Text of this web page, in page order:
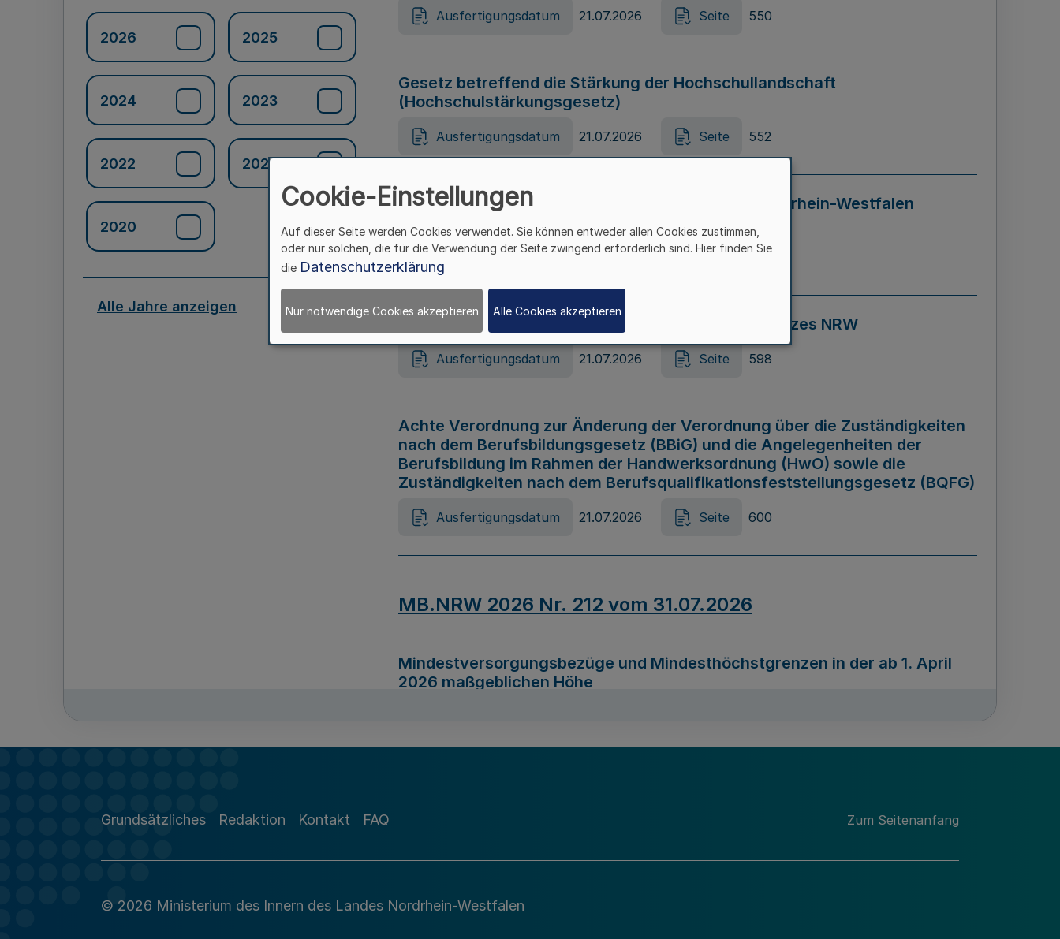
2026 2025
2024 2023
2022 2021
2020
Alle Jahre anzeigen
Ausfertigungsdatum 21.07.2026 Seite 550
Gesetz betreffend die Stärkung der Hochschullandschaft
(Hochschulstärkungsgesetz)
Ausfertigungsdatum 21.07.2026 Seite 552
Gesetz zur Vermeidung von Diskriminierung in Nordrhein-Westfalen
(Landesantidiskriminierungsgesetz – LADG NRW)
Ausfertigungsdatum 21.07.2026 Seite 595
Gesetz zur Änderung des Online-Casinospiel Gesetzes NRW
Ausfertigungsdatum 21.07.2026 Seite 598
Achte Verordnung zur Änderung der Verordnung über die Zuständigkeiten
nach dem Berufsbildungsgesetz (BBiG) und die Angelegenheiten der
Berufsbildung im Rahmen der Handwerksordnung (HwO) sowie die
Zuständigkeiten nach dem Berufsqualifikationsfeststellungsgesetz (BQFG)
Ausfertigungsdatum 21.07.2026 Seite 600
MB.NRW 2026 Nr. 212 vom 31.07.2026
Mindestversorgungsbezüge und Mindesthöchstgrenzen in der ab 1. April
2026 maßgeblichen Höhe
Richtlinie zur Durchführung des Förderprogramms „Mittelstand Innovativ &
Grundsätzliches Redaktion Kontakt FAQ Zum Seitenanfang
© 2026 Ministerium des Innern des Landes Nordrhein-Westfalen
Cookie-Einstellungen
Auf dieser Seite werden Cookies verwendet. Sie können entweder allen Cookies zustimmen,
oder nur solchen, die für die Verwendung der Seite zwingend erforderlich sind. Hier finden Sie
die Datenschutzerklärung
Nur notwendige Cookies akzeptieren Alle Cookies akzeptieren